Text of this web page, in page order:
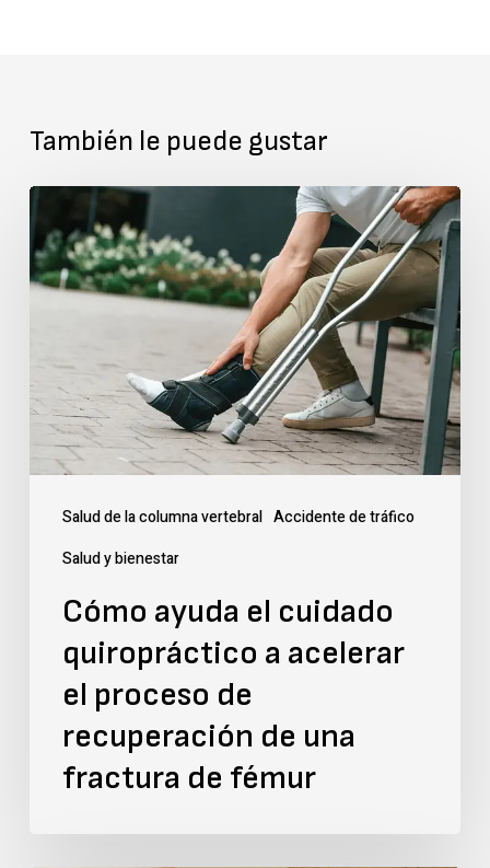
También le puede gustar
Salud de la columna vertebral Accidente de tráfico
Salud y bienestar
Cómo
ayuda
el
a
acelerar
recuperación
fractura
fémur
Cómo ayuda el cuidado
quiropráctico a acelerar
el proceso de
recuperación de una
fractura de fémur